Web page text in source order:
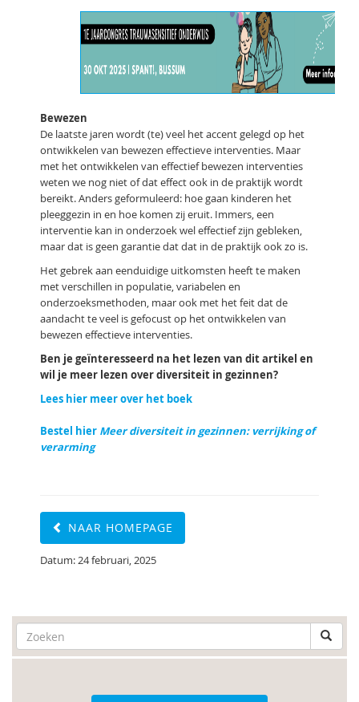
Bewezen
De laatste jaren wordt (te) veel het accent gelegd op het
ontwikkelen van bewezen effectieve interventies. Maar
met het ontwikkelen van effectief bewezen interventies
weten we nog niet of dat effect ook in de praktijk wordt
bereikt. Anders geformuleerd: hoe gaan kinderen het
pleeggezin in en hoe komen zij eruit. Immers, een
interventie kan in onderzoek wel effectief zijn gebleken,
maar dat is geen garantie dat dat in de praktijk ook zo is.
Het gebrek aan eenduidige uitkomsten heeft te maken
met verschillen in populatie, variabelen en
onderzoeksmethoden, maar ook met het feit dat de
aandacht te veel is gefocust op het ontwikkelen van
bewezen effectieve interventies.
Ben je geïnteresseerd na het lezen van dit artikel en
wil je meer lezen over diversiteit in gezinnen?
Lees hier meer over het boek
Bestel hier Meer diversiteit in gezinnen: verrijking of
verarming
NAAR HOMEPAGE
Datum: 24 februari, 2025